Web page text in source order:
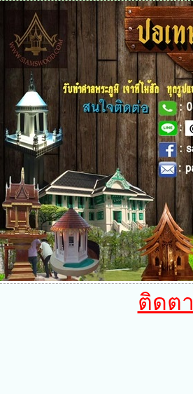
ติดต